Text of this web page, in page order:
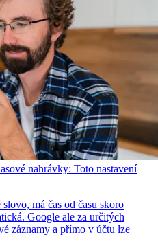
nahrávky: Toto nastavení
má čas od času skoro
Google ale za určitých
záznamy a přímo v účtu lze